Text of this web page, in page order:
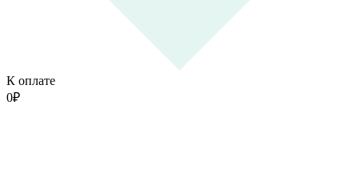
К оплате
0₽